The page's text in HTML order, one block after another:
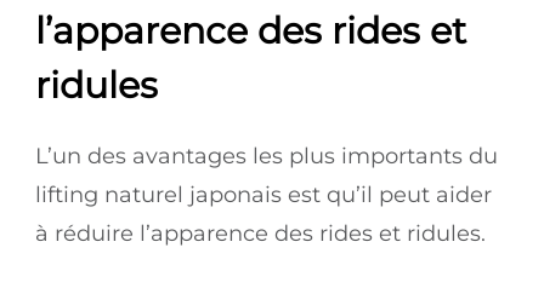
l’apparence des rides et
ridules
L’un des avantages les plus importants du
lifting naturel japonais est qu’il peut aider
à réduire l’apparence des rides et ridules.